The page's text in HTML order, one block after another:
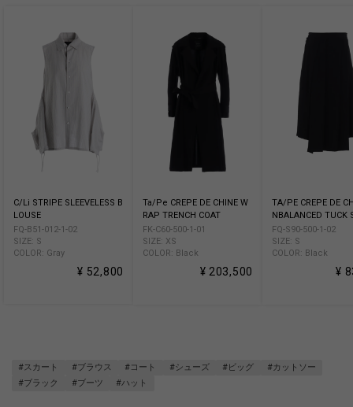
C/Li STRIPE SLEEVELESS B
LOUSE
FQ-B51-012-1-02
SIZE: S
COLOR: Gray
¥ 52,800
Ta/Pe CREPE DE CHINE W
RAP TRENCH COAT
FK-C60-500-1-01
SIZE: XS
COLOR: Black
¥ 203,500
TA/PE CREPE DE
NBALANCED TUCK
FQ-S90-500-1-02
SIZE: S
COLOR: Black
¥
#スカート #ブラウス #コート #シューズ #ビッグ
#カットソー
#ブラック
#ブーツ #ハット